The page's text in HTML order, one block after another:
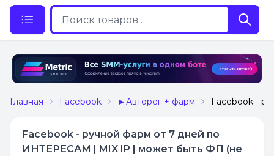
Главная Facebook ►Авторег + фарм Facebook -
Facebook - ручной фарм от 7 дней по
ИНТЕРЕСАМ | MIX IP | может быть ФП (не